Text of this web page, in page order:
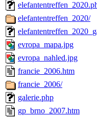
elefantentreffen_2020/
evropa_mapa.jpg
evropa_nahled.jpg
francie_2006.htm
francie_2006/
galerie.php
gp_brno_2007.htm